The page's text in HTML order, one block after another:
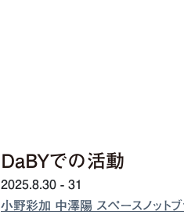
DaBYでの活動
2025.8.30 - 31
小野彩加 中澤陽 スペースノットブ